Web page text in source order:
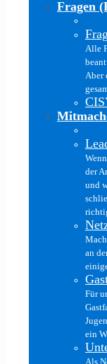
Fragen
Alle
Aber
der
und
an
Für
ein
Als